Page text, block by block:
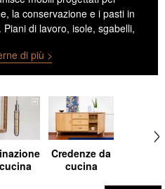
la conservazione e i pasti in
di lavoro, isole, sgabelli,
in legno, metallo, ceramica o
la loro stabilità, facilità di
definiscono le funzioni
il movimento, la
in un insieme coerente.
di più >
Credenze da
cucina